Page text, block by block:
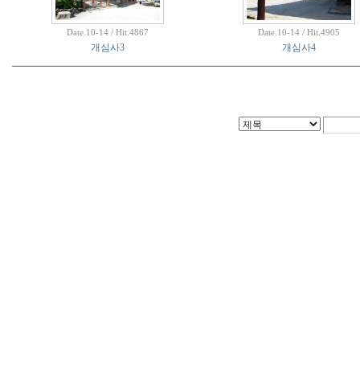
Date.10-14 / Hit.4867
개심사3
Date.10-14 / Hit.4905
개심사4